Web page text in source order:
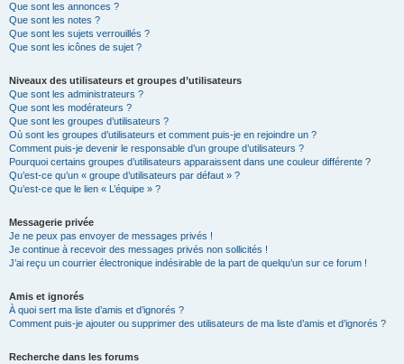
Que sont les annonces ?
Que sont les notes ?
Que sont les sujets verrouillés ?
Que sont les icônes de sujet ?
Niveaux des utilisateurs et groupes d’utilisateurs
Que sont les administrateurs ?
Que sont les modérateurs ?
Que sont les groupes d’utilisateurs ?
Où sont les groupes d’utilisateurs et comment puis-je en rejoindre un ?
Comment puis-je devenir le responsable d’un groupe d’utilisateurs ?
Pourquoi certains groupes d’utilisateurs apparaissent dans une couleur différente ?
Qu’est-ce qu’un « groupe d’utilisateurs par défaut » ?
Qu’est-ce que le lien « L’équipe » ?
Messagerie privée
Je ne peux pas envoyer de messages privés !
Je continue à recevoir des messages privés non sollicités !
J’ai reçu un courrier électronique indésirable de la part de quelqu’un sur ce forum !
Amis et ignorés
À quoi sert ma liste d’amis et d’ignorés ?
Comment puis-je ajouter ou supprimer des utilisateurs de ma liste d’amis et d’ignorés ?
Recherche dans les forums